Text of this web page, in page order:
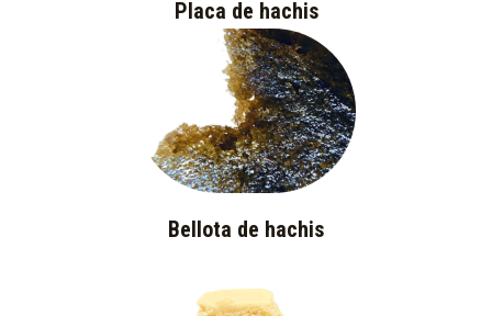
Placa de hachis
Bellota de hachis